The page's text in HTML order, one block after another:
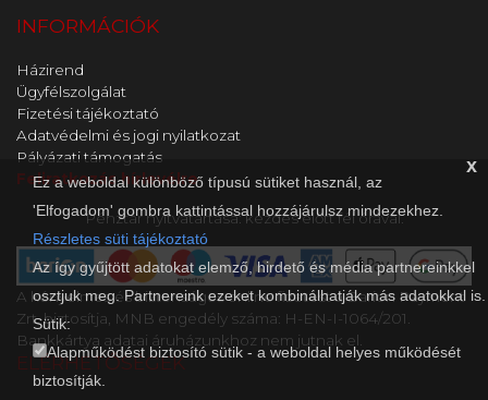
x
Ez a weboldal különböző típusú sütiket használ, az
'Elfogadom' gombra kattintással hozzájárulsz mindezekhez.
Részletes süti tájékoztató
Az így gyűjtött adatokat elemző, hirdető és média partnereinkkel
osztjuk meg. Partnereink ezeket kombinálhatják más adatokkal is.
Sütik:
Alapműködést biztosító sütik - a weboldal helyes működését
biztosítják.
INFORMÁCIÓK
Házirend
Ügyfélszolgálat
Fizetési tájékoztató
Adatvédelmi és jogi nyilatkozat
Pályázati támogatás
Feliratkozás hírlevélre
Pénztár nyitvatartása: kezdés előtt fél órával.
A kényelmes és biztonságos online fizetést a Barion Payment
Zrt. biztosítja, MNB engedély száma: H-EN-I-1064/201.
Bankkártya adatai áruházunkhoz nem jutnak el.
ELÉRHETŐSÉGEK